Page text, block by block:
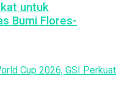
untuk
Bumi Flores-